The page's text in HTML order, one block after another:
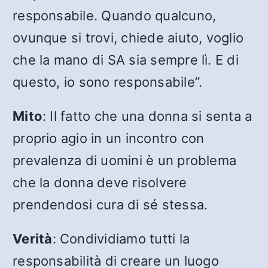
responsabile. Quando qualcuno,
ovunque si trovi, chiede aiuto, voglio
che la mano di SA sia sempre lì. E di
questo, io sono responsabile”.
Mito: Il fatto che una donna si senta a
proprio agio in un incontro con
prevalenza di uomini è un problema
che la donna deve risolvere
prendendosi cura di sé stessa.
Verità: Condividiamo tutti la
responsabilità di creare un luogo